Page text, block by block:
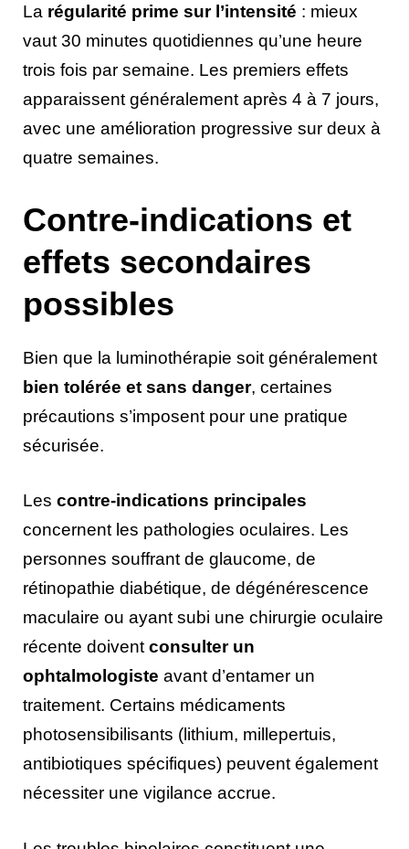
La régularité prime sur l’intensité : mieux
vaut 30 minutes quotidiennes qu’une heure
trois fois par semaine. Les premiers effets
apparaissent généralement après 4 à 7 jours,
avec une amélioration progressive sur deux à
quatre semaines.
Contre-indications et
effets secondaires
possibles
Bien que la luminothérapie soit généralement
bien tolérée et sans danger, certaines
précautions s’imposent pour une pratique
sécurisée.
Les contre-indications principales
concernent les pathologies oculaires. Les
personnes souffrant de glaucome, de
rétinopathie diabétique, de dégénérescence
maculaire ou ayant subi une chirurgie oculaire
récente doiventconsulter un
ophtalmologiste avant d’entamer un
traitement. Certains médicaments
photosensibilisants (lithium, millepertuis,
antibiotiques spécifiques) peuvent également
nécessiter une vigilance accrue.